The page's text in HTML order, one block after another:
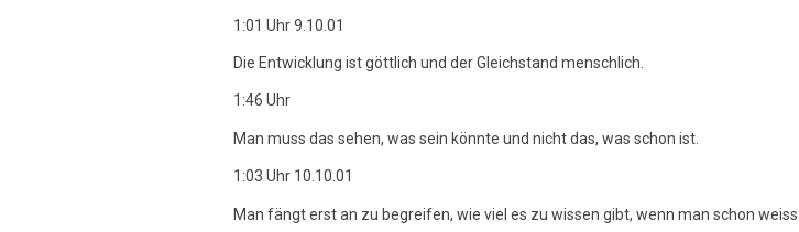
1:01 Uhr 9.10.01
Die Entwicklung ist göttlich und der Gleichstand menschlich.
1:46 Uhr
Man muss das sehen, was sein könnte und nicht das, was schon ist.
1:03 Uhr 10.10.01
Man fängt erst an zu begreifen, wie viel es zu wissen gibt, wenn man schon